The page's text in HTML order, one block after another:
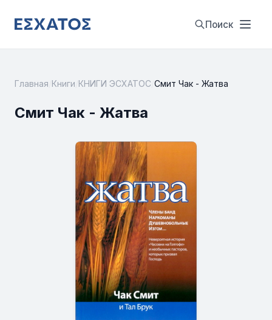
Поиск
Главная Книги КНИГИ ЭСХАТОС Смит Чак - Жатва
Смит Чак - Жатва